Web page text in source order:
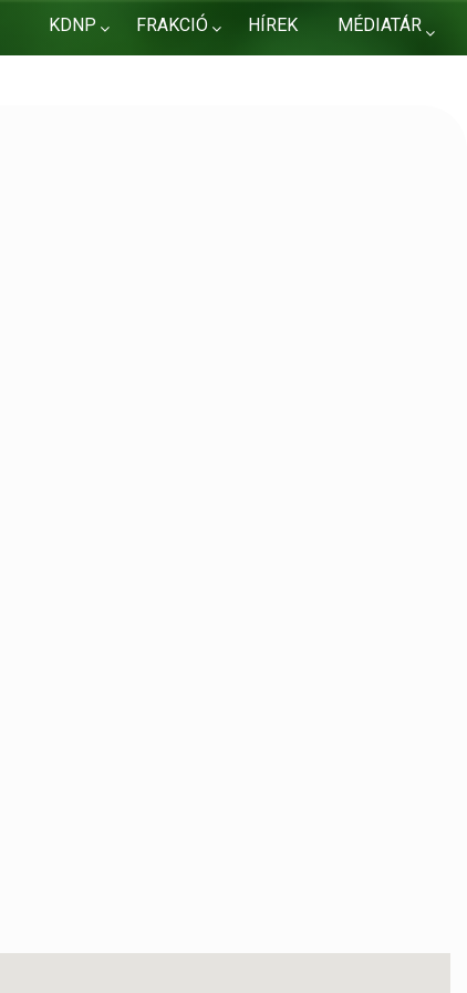
KDNP FRAKCIÓ HÍREK MÉDIATÁR